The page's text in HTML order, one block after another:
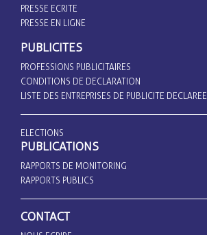
PRESSE ECRITE
PRESSE EN LIGNE
PUBLICITES
PROFESSIONS PUBLICITAIRES
CONDITIONS DE DECLARATION
LISTE DES ENTREPRISES DE PUBLICITE DECLAREE
ELECTIONS
PUBLICATIONS
RAPPORTS DE MONITORING
RAPPORTS PUBLICS
CONTACT